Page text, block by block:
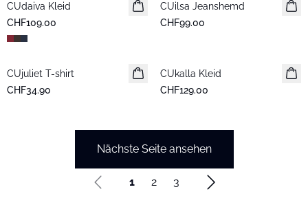
Neuheiten
CUdaiva Kleid
CHF109.00
Neuheiten
CUilsa Jeanshemd
CHF99.00
Neuheiten
CUjuliet T-shirt
CHF34.90
Neuheiten
CUkalla Kleid
CHF129.00
Nächste Seite ansehen
1 2 3